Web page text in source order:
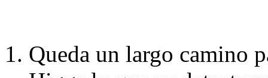
Queda un largo camino